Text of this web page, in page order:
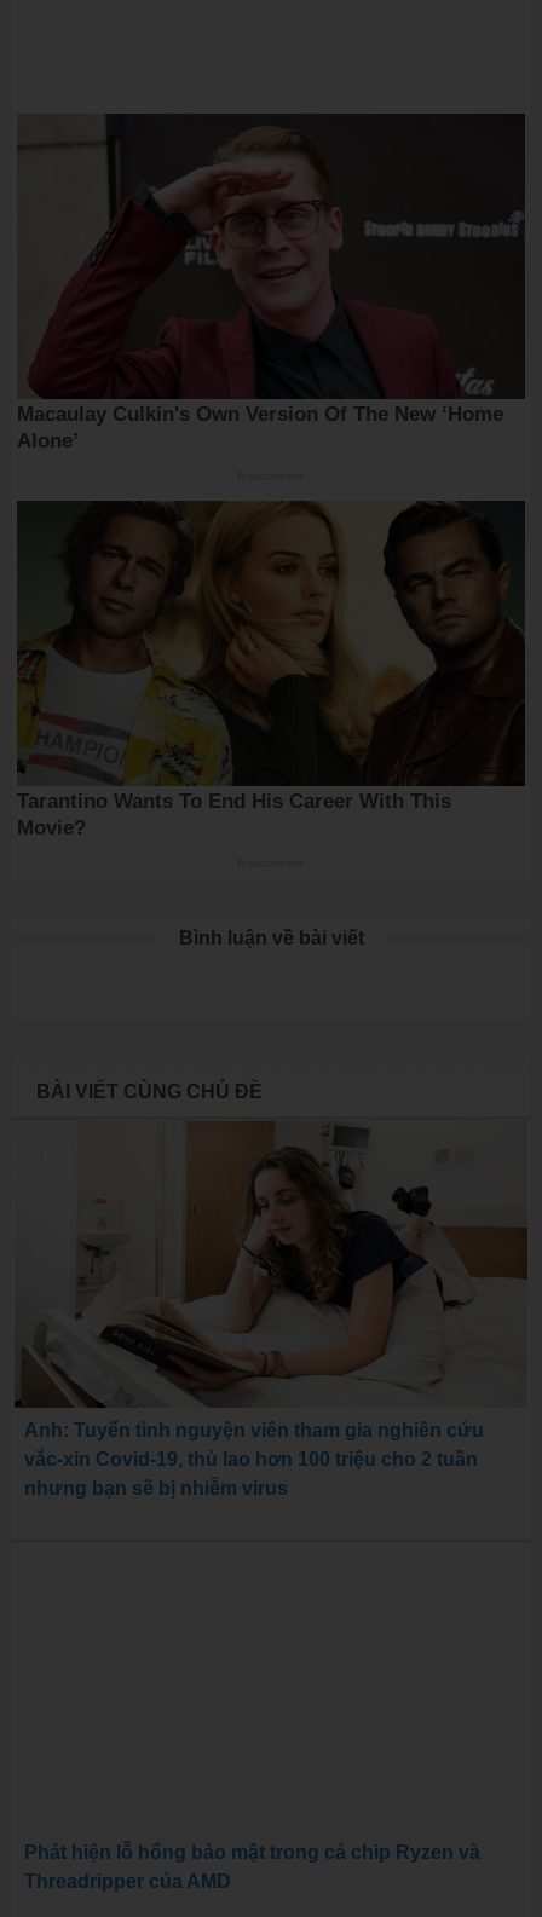
Bình luận về bài viết
BÀI VIẾT CÙNG CHỦ ĐỀ
Anh: Tuyển tình nguyện viên tham gia nghiên cứu
vắc-xin Covid-19, thù lao hơn 100 triệu cho 2 tuần
nhưng bạn sẽ bị nhiễm virus
Phát hiện lỗ hổng bảo mật trong cả chip Ryzen và
Threadripper của AMD